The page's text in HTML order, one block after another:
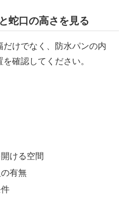
蛇口の高さを見る
けでなく、防水パンの内
確認してください。
ける空間
有無